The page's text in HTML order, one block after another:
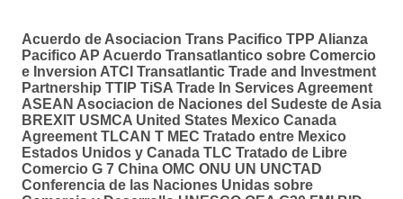
Acuerdo de Asociacion Trans Pacifico TPP Alianza
Pacifico AP Acuerdo Transatlantico sobre Comercio
e Inversion ATCI Transatlantic Trade and Investment
Partnership TTIP TiSA Trade In Services Agreement
ASEAN Asociacion de Naciones del Sudeste de Asia
BREXIT USMCA United States Mexico Canada
Agreement TLCAN T MEC Tratado entre Mexico
Estados Unidos y Canada TLC Tratado de Libre
Comercio G 7 China OMC ONU UN UNCTAD
Conferencia de las Naciones Unidas sobre